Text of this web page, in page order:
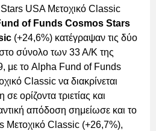
USA Μετοχικό Classic
of Funds Cosmos Stars
(+24,6%) κατέγραψαν τις δύο
σύνολο των 33 Α/Κ της
με το Alpha Fund of Funds
Classic να διακρίνεται
ορίζοντα τριετίας και
απόδοση σημείωσε και το
Classic (+26,7%),